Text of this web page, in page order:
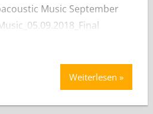
Music September
Weiterlesen